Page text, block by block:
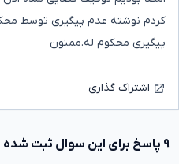
کردم نوشته عدم پیگیری توسط
پیگیری محکوم له.ممنون
اشتراک گذاری
۹ پاسخ برای این سوال ثبت شده